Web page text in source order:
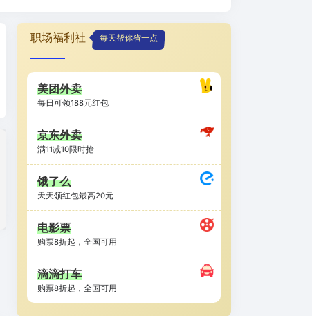
职场福利社 每天帮你省一点
美团外卖
每日可领188元红包
京东外卖
满11减10限时抢
饿了么
天天领红包最高20元
电影票
购票8折起，全国可用
滴滴打车
购票8折起，全国可用